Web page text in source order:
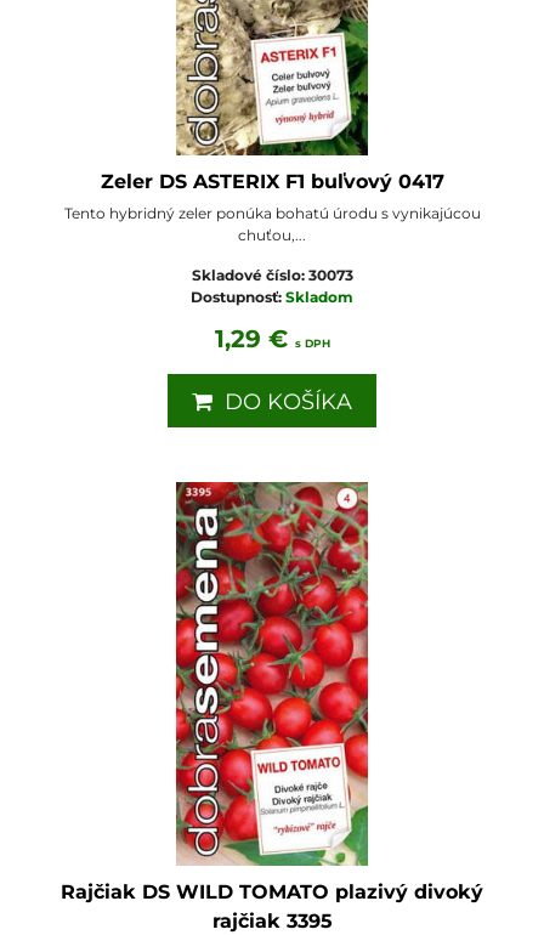
Zeler DS ASTERIX F1 buľvový 0417
Tento hybridný zeler ponúka bohatú úrodu s vynikajúcou
chuťou,...
Skladové číslo: 30073
Dostupnosť: Skladom
1,29 € s DPH
DO KOŠÍKA
Rajčiak DS WILD TOMATO plazivý divoký
rajčiak 3395